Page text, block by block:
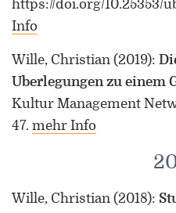
https://doi.org/10.25353/
Info
Wille, Christian (2019):
Überlegungen zu einem
Kultur Management
47. mehr Info
Wille, Christian (2018):